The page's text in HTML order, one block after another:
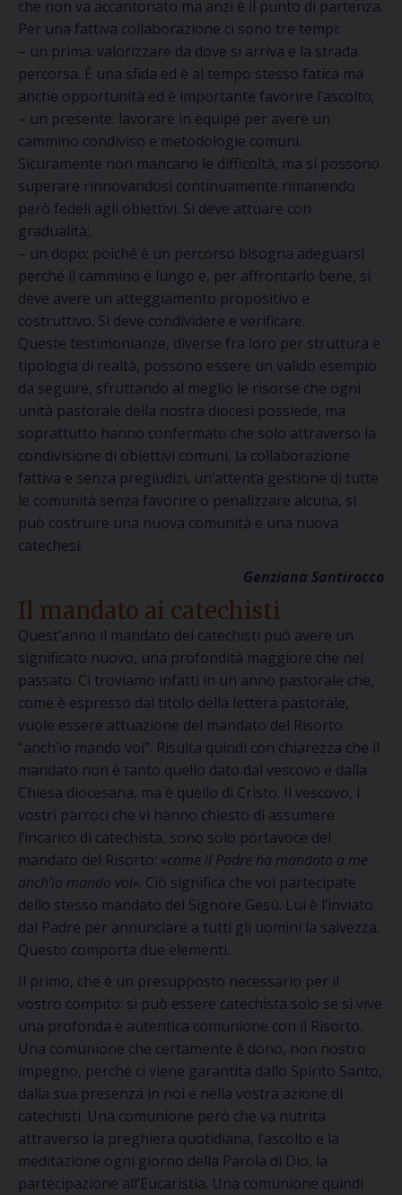
che non va accantonato ma anzi è il punto di partenza.
Per una fattiva collaborazione ci sono tre tempi:
– un prima: valorizzare da dove si arriva e la strada
percorsa. È una sfida ed è al tempo stesso fatica ma
anche opportunità ed è importante favorire l’ascolto;
– un presente: lavorare in equipe per avere un
cammino condiviso e metodologie comuni.
Sicuramente non mancano le difficoltà, ma si possono
superare rinnovandosi continuamente rimanendo
però fedeli agli obiettivi. Si deve attuare con
gradualità;.
– un dopo: poiché è un percorso bisogna adeguarsi
perché il cammino è lungo e, per affrontarlo bene, si
deve avere un atteggiamento propositivo e
costruttivo. Si deve condividere e verificare.
Queste testimonianze, diverse fra loro per struttura e
tipologia di realtà, possono essere un valido esempio
da seguire, sfruttando al meglio le risorse che ogni
unità pastorale della nostra diocesi possiede, ma
soprattutto hanno confermato che solo attraverso la
condivisione di obiettivi comuni, la collaborazione
fattiva e senza pregiudizi, un’attenta gestione di tutte
le comunità senza favorire o penalizzare alcuna, si
può costruire una nuova comunità e una nuova
catechesi.
Genziana Santirocco
Il mandato ai catechisti
Quest’anno il mandato dei catechisti può avere un
significato nuovo, una profondità maggiore che nel
passato. Ci troviamo infatti in un anno pastorale che,
come è espresso dal titolo della lettera pastorale,
vuole essere attuazione del mandato del Risorto:
“anch’io mando voi”. Risulta quindi con chiarezza che il
mandato non è tanto quello dato dal vescovo e dalla
Chiesa diocesana, ma è quello di Cristo. Il vescovo, i
vostri parroci che vi hanno chiesto di assumere
l’incarico di catechista, sono solo portavoce del
mandato del Risorto: «come il Padre ha mandato a me
anch’io mando voi». Ciò significa che voi partecipate
dello stesso mandato del Signore Gesù. Lui è l’inviato
dal Padre per annunciare a tutti gli uomini la salvezza.
Questo comporta due elementi.
Il primo, che è un presupposto necessario per il
vostro compito: si può essere catechista solo se si vive
una profonda e autentica comunione con il Risorto.
Una comunione che certamente è dono, non nostro
impegno, perché ci viene garantita dallo Spirito Santo,
dalla sua presenza in noi e nella vostra azione di
catechisti. Una comunione però che va nutrita
attraverso la preghiera quotidiana, l’ascolto e la
meditazione ogni giorno della Parola di Dio, la
partecipazione all’Eucaristia. Una comunione quindi